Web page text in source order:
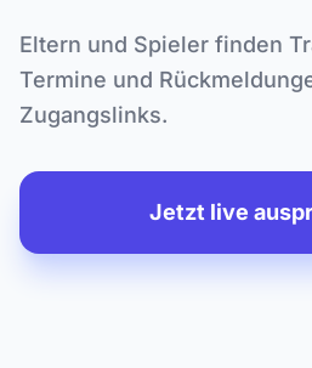
Eltern und Spieler finden
Termine und
Zugangslinks.
Jetzt live